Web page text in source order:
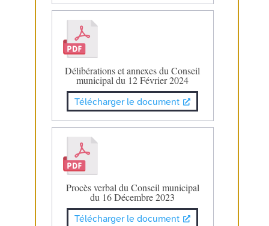
Délibérations et annexes du Conseil
municipal du 12 Février 2024
Télécharger le document
Procès verbal du Conseil municipal
du 16 Décembre 2023
Télécharger le document